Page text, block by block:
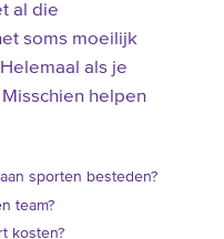
al die
soms moeilijk
als je
helpen
sporten besteden?
team?
kosten?